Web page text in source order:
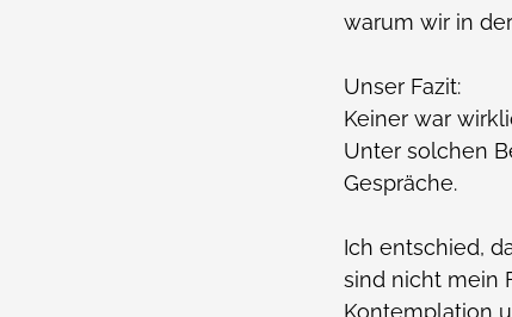
warum wir in
Unser Fazit:
Keiner war
Unter solchen
Gespräche.
Ich entschied,
sind nicht mein
Kontemplation